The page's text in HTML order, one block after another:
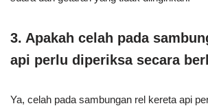
3. Apakah celah pada
api perlu diperiksa secara
Ya, celah pada sambungan rel kereta api